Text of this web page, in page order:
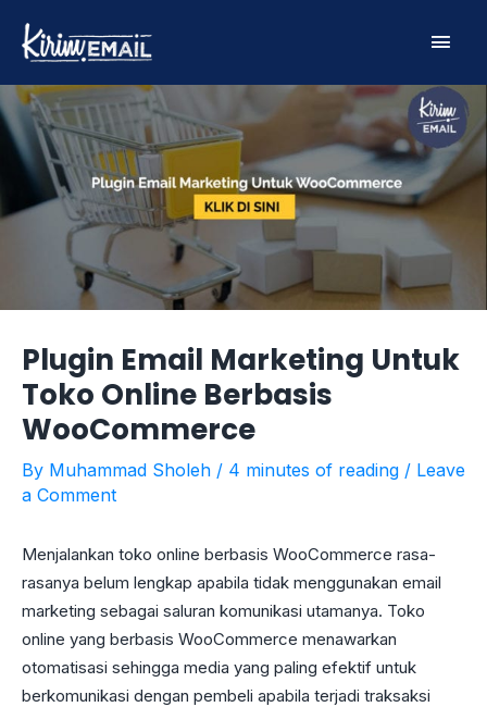
content
Main
Plugin Email Marketing Untuk
Toko Online Berbasis
WooCommerce
By Muhammad Sholeh / 4 minutes of reading / Leave
a Comment
Menjalankan toko online berbasis WooCommerce rasa-
rasanya belum lengkap apabila tidak menggunakan email
marketing sebagai saluran komunikasi utamanya. Toko
online yang berbasis WooCommerce menawarkan
otomatisasi sehingga media yang paling efektif untuk
berkomunikasi dengan pembeli apabila terjadi traksaksi